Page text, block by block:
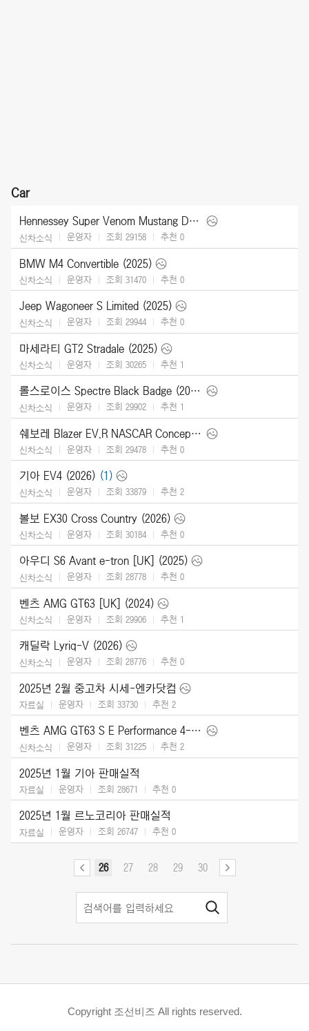
Car
Hennessey Super Venom Mustang Dark Horse (2025)
신차소식 운영자 조회 29158 추천 0
BMW M4 Convertible (2025)
신차소식 운영자 조회 31470 추천 0
Jeep Wagoneer S Limited (2025)
신차소식 운영자 조회 29944 추천 0
마세라티 GT2 Stradale (2025)
신차소식 운영자 조회 30265 추천 1
롤스로이스 Spectre Black Badge (2026)
신차소식 운영자 조회 29902 추천 1
쉐보레 Blazer EV.R NASCAR Concept (2025)
신차소식 운영자 조회 29478 추천 0
기아 EV4 (2026) (1)
신차소식 운영자 조회 33879 추천 2
볼보 EX30 Cross Country (2026)
신차소식 운영자 조회 30184 추천 0
아우디 S6 Avant e-tron [UK] (2025)
신차소식 운영자 조회 28778 추천 0
벤츠 AMG GT63 [UK] (2024)
신차소식 운영자 조회 29906 추천 1
캐딜락 Lyriq-V (2026)
신차소식 운영자 조회 28776 추천 0
2025년 2월 중고차 시세-엔카닷컴
자료실 운영자 조회 33730 추천 2
벤츠 AMG GT63 S E Performance 4-Door (2025)
신차소식 운영자 조회 31225 추천 2
2025년 1월 기아 판매실적
자료실 운영자 조회 28671 추천 0
2025년 1월 르노코리아 판매실적
자료실 운영자 조회 26747 추천 0
26 27 28 29 30
Copyright 조선비즈 All rights reserved.